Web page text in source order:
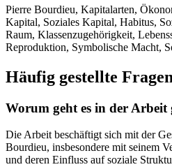
Pierre Bourdieu, Kapitalarten,
Kapital, Soziales Kapital, Habitus,
Raum, Klassenzugehörigkeit,
Reproduktion, Symbolische Macht,
Häufig gestellte Fragen
Worum geht es in der Arbeit
Die Arbeit beschäftigt sich mit der
Bourdieu, insbesondere mit seinem
und deren Einfluss auf soziale